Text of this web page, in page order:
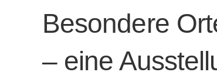
Besondere
– eine